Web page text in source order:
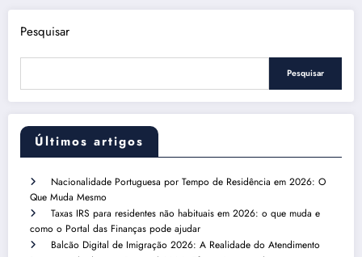
Pesquisar
Pesquisar
Últimos artigos
Nacionalidade Portuguesa por Tempo de Residência em 2026: O
Que Muda Mesmo
Taxas IRS para residentes não habituais em 2026: o que muda e
como o Portal das Finanças pode ajudar
Balcão Digital de Imigração 2026: A Realidade do Atendimento